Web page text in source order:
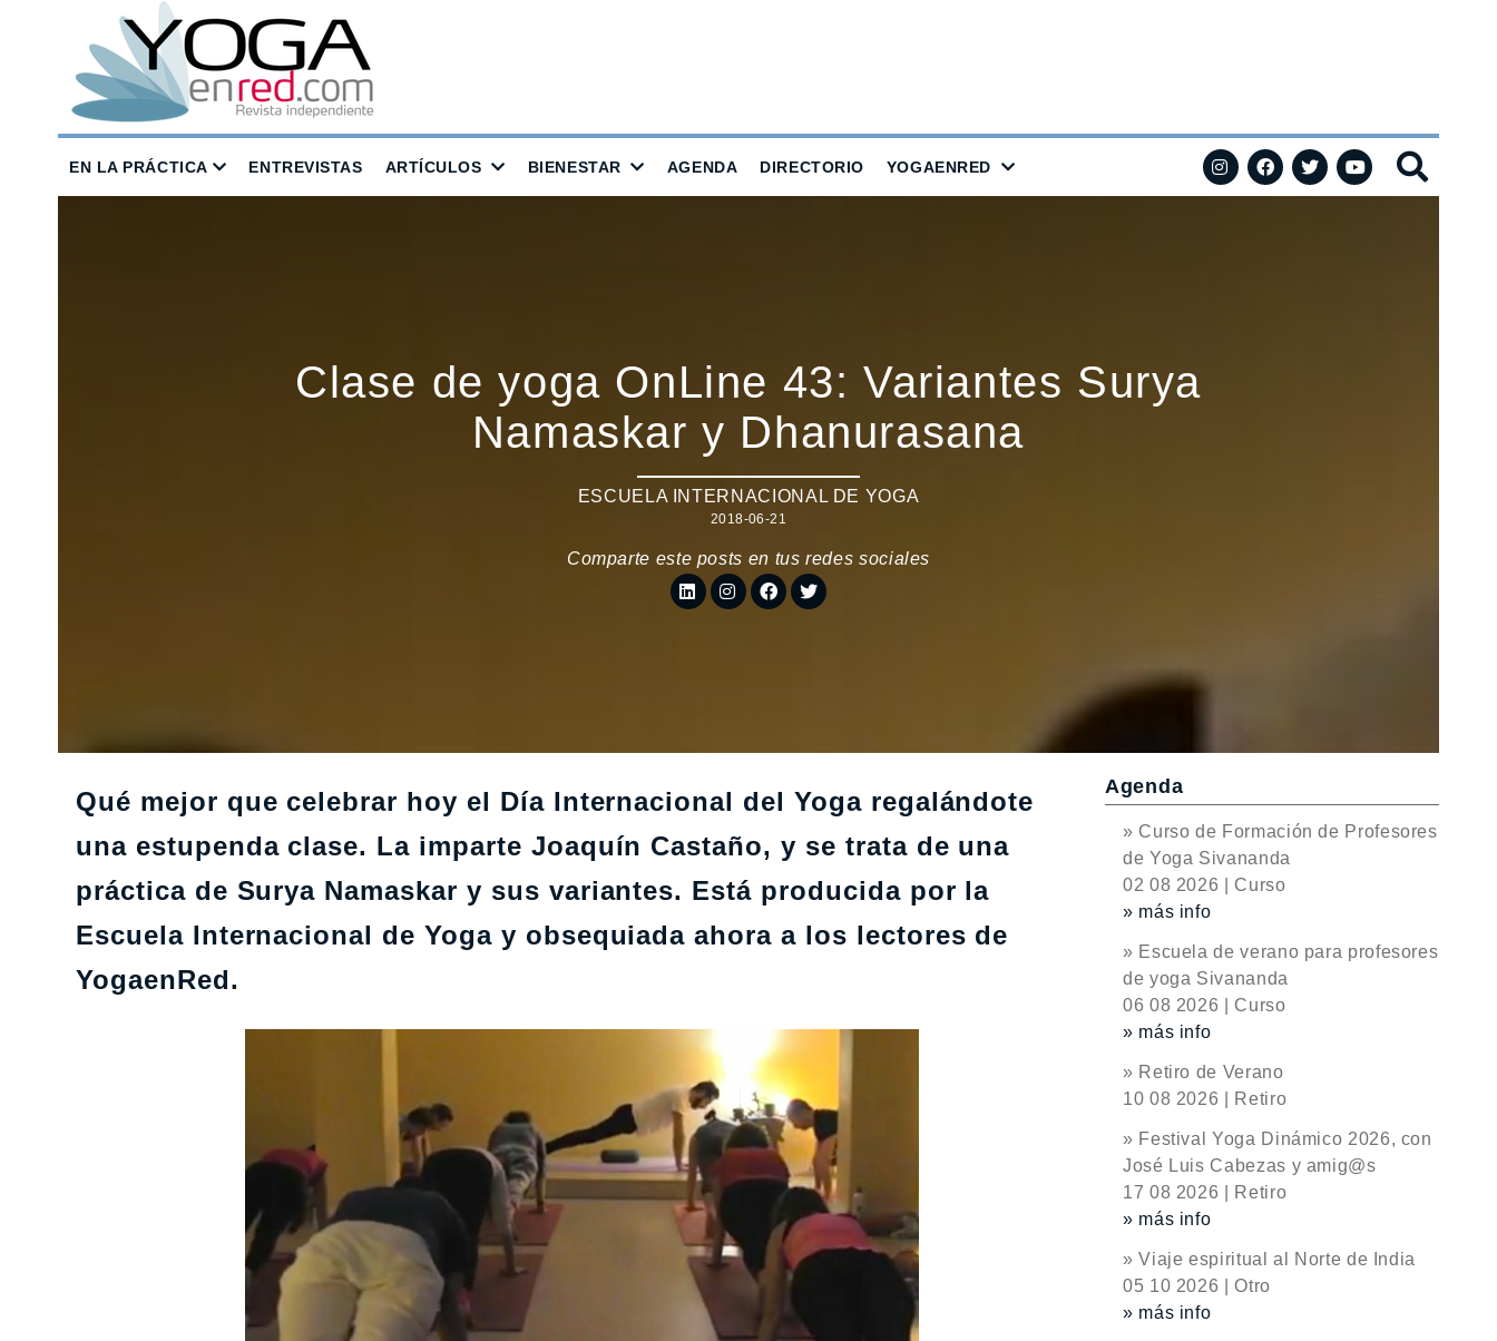
EN LA PRÁCTICA ENTREVISTAS ARTÍCULOS BIENESTAR AGENDA DIRECTORIO YOGAENRED
Clase de yoga OnLine 43: Variantes Surya
Namaskar y Dhanurasana
ESCUELA INTERNACIONAL DE YOGA
2018-06-21
Comparte este posts en tus redes sociales
Qué mejor que celebrar hoy el Día Internacional del Yoga regalándote
una estupenda clase. La imparte Joaquín Castaño, y se trata de una
práctica de Surya Namaskar y sus variantes. Está producida por la
Escuela Internacional de Yoga y obsequiada ahora a los lectores de
YogaenRed.
Agenda
» Curso de Formación de Profesores
de Yoga Sivananda
02 08 2026 | Curso
» más info
» Escuela de verano para profesores
de yoga Sivananda
06 08 2026 | Curso
» más info
» Retiro de Verano
10 08 2026 | Retiro
» Festival Yoga Dinámico 2026, con
José Luis Cabezas y amig@s
17 08 2026 | Retiro
» más info
» Viaje espiritual al Norte de India
05 10 2026 | Otro
» más info